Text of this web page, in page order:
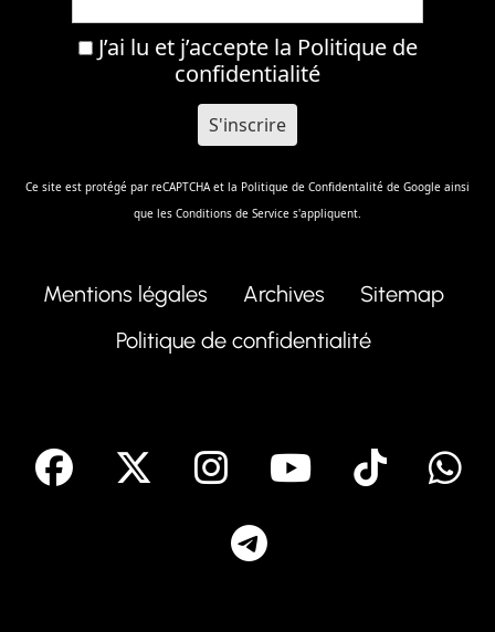
J’ai lu et j’accepte la Politique de
confidentialité
Ce site est protégé par reCAPTCHA et la Politique de Confidentalité de Google ainsi
que les Conditions de Service s'appliquent.
Mentions légales Archives
Sitemap
Politique de confidentialité
facebook Instagram
Youtube
Tik